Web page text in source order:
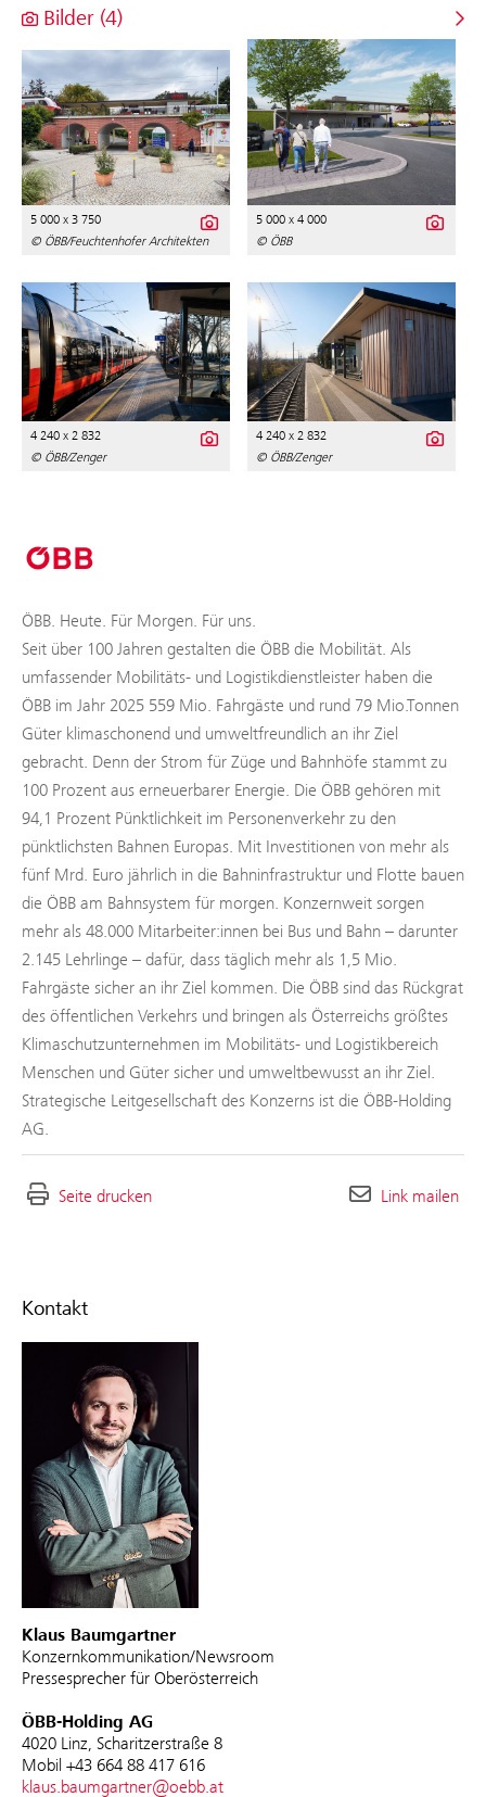
Kontakt
Klaus Baumgartner
Konzernkommunikation/Newsroom
Pressesprecher für Oberösterreich
ÖBB-Holding AG
4020 Linz, Scharitzerstraße 8
Mobil +43 664 88 417 616
klaus.baumgartner@oebb.at
Bilder (4)
5 000 x 3 750
© ÖBB/Feuchtenhofer Architekten
5 000 x 4 000
© ÖBB
4 240 x 2 832
© ÖBB/Zenger
4 240 x 2 832
© ÖBB/Zenger
ÖBB. Heute. Für Morgen. Für uns.
Seit über 100 Jahren gestalten die ÖBB die Mobilität. Als
umfassender Mobilitäts- und Logistikdienstleister haben die
ÖBB im Jahr 2025 559 Mio. Fahrgäste und rund 79 Mio.Tonnen
Güter klimaschonend und umweltfreundlich an ihr Ziel
gebracht. Denn der Strom für Züge und Bahnhöfe stammt zu
100 Prozent aus erneuerbarer Energie. Die ÖBB gehören mit
94,1 Prozent Pünktlichkeit im Personenverkehr zu den
pünktlichsten Bahnen Europas. Mit Investitionen von mehr als
fünf Mrd. Euro jährlich in die Bahninfrastruktur und Flotte bauen
die ÖBB am Bahnsystem für morgen. Konzernweit sorgen
mehr als 48.000 Mitarbeiter:innen bei Bus und Bahn – darunter
2.145 Lehrlinge – dafür, dass täglich mehr als 1,5 Mio.
Fahrgäste sicher an ihr Ziel kommen. Die ÖBB sind das Rückgrat
des öffentlichen Verkehrs und bringen als Österreichs größtes
Klimaschutzunternehmen im Mobilitäts- und Logistikbereich
Menschen und Güter sicher und umweltbewusst an ihr Ziel.
Strategische Leitgesellschaft des Konzerns ist die ÖBB-Holding
AG.
Seite drucken Link mailen